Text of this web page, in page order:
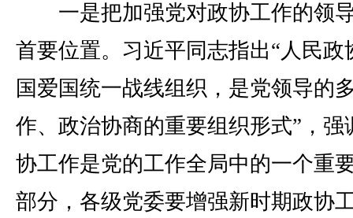
一是把加强党对政协工作的领
首要位置。习近平同志指出“人民政
国爱国统一战线组织，是党领导的
作、政治协商的重要组织形式”，强
协工作是党的工作全局中的一个重
部分，各级党委要增强新时期政协